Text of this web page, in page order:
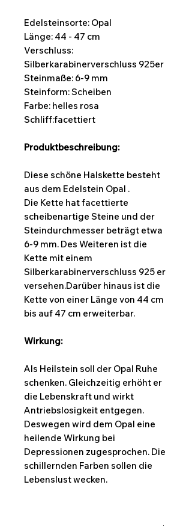
Edelsteinsorte: Opal
Länge: 44 - 47 cm
Verschluss:
Silberkarabinerverschluss 925er
Steinmaße: 6-9 mm
Steinform:Scheiben
Farbe: helles rosa
Schliff:facettiert
Produktbeschreibung:
Diese schöne Halskette besteht
aus dem Edelstein Opal .
Die Kette hat facettierte
scheibenartige Steine und der
Steindurchmesser beträgt etwa
6-9 mm. Des Weiteren ist die
Kette mit einem
Silberkarabinerverschluss 925 er
versehen.Darüber hinaus ist die
Kette von einer Länge von 44 cm
bis auf 47 cm erweiterbar.
Wirkung:
Als Heilstein soll der Opal Ruhe
schenken. Gleichzeitig erhöht er
die Lebenskraft und wirkt
Antriebslosigkeit entgegen.
Deswegen wird dem Opal eine
heilende Wirkung bei
Depressionen zugesprochen. Die
schillernden Farben sollen die
Lebenslust wecken.